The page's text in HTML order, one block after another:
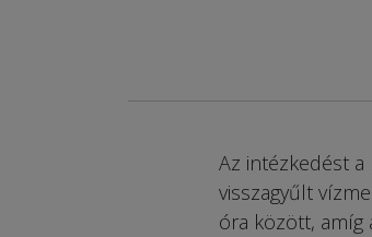
Az intézkedést
visszagyűlt
óra között, amíg